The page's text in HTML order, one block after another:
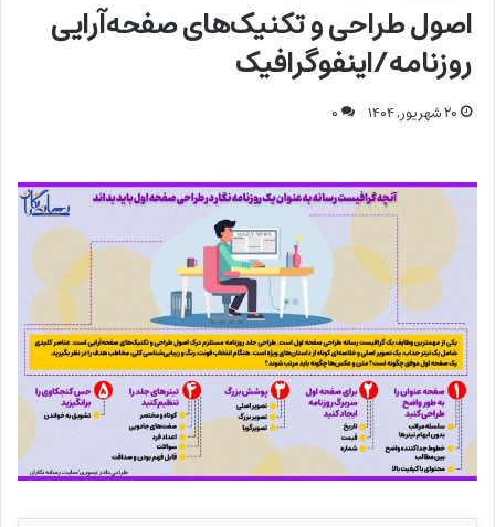
اصول طراحی و تکنیک‌های صفحه‌آرایی
روزنامه/اینفوگرافیک
۲۰ شهریور, ۱۴۰۴ ۰